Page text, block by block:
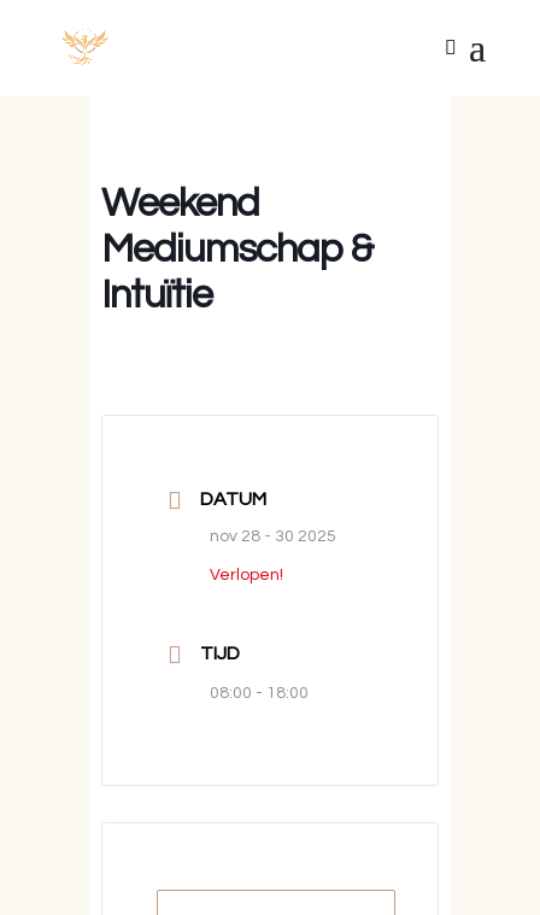
Weekend
Mediumschap &
Intuïtie
DATUM
nov 28 - 30 2025
Verlopen!
TIJD
08:00 - 18:00